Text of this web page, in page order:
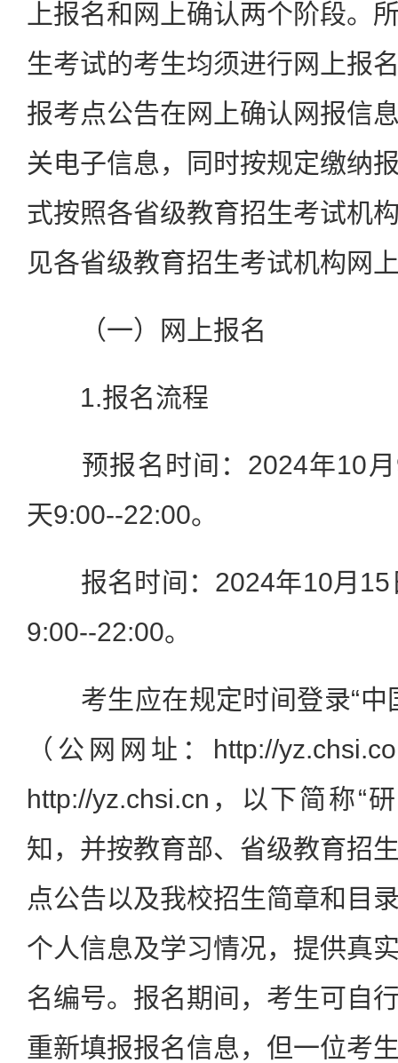
上报名和网上确认两个阶段。
生考试的考生均须进行网上报
报考点公告在网上确认网报信
关电子信息，同时按规定缴纳
式按照各省级教育招生考试机
见各省级教育招生考试机构网
（一）网上报名
1.报名流程
预报名时间：2024年10月
天9:00--22:00。
报名时间：2024年10月15
9:00--22:00。
考生应在规定时间登录“中
（公网网址：http://
http://yz.chsi.cn，以下简称“
知，并按教育部、省级教育招
点公告以及我校招生简章和目
个人信息及学习情况，提供真
名编号。报名期间，考生可自
重新填报报名信息，但一位考